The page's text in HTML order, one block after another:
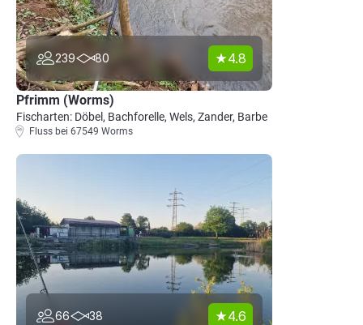
239 80 4.8
Pfrimm (Worms)
Fischarten: Döbel, Bachforelle, Wels, Zander, Barbe
Fluss bei 67549 Worms
66 38 4.6